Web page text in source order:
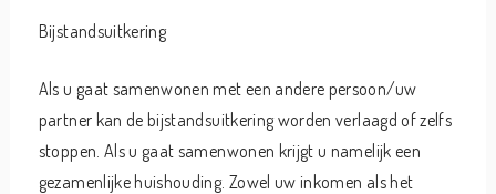
Bijstandsuitkering
Als u gaat samenwonen met een andere persoon/uw
partner kan de bijstandsuitkering worden verlaagd of zelfs
stoppen. Als u gaat samenwonen krijgt u namelijk een
gezamenlijke huishouding. Zowel uw inkomen als het